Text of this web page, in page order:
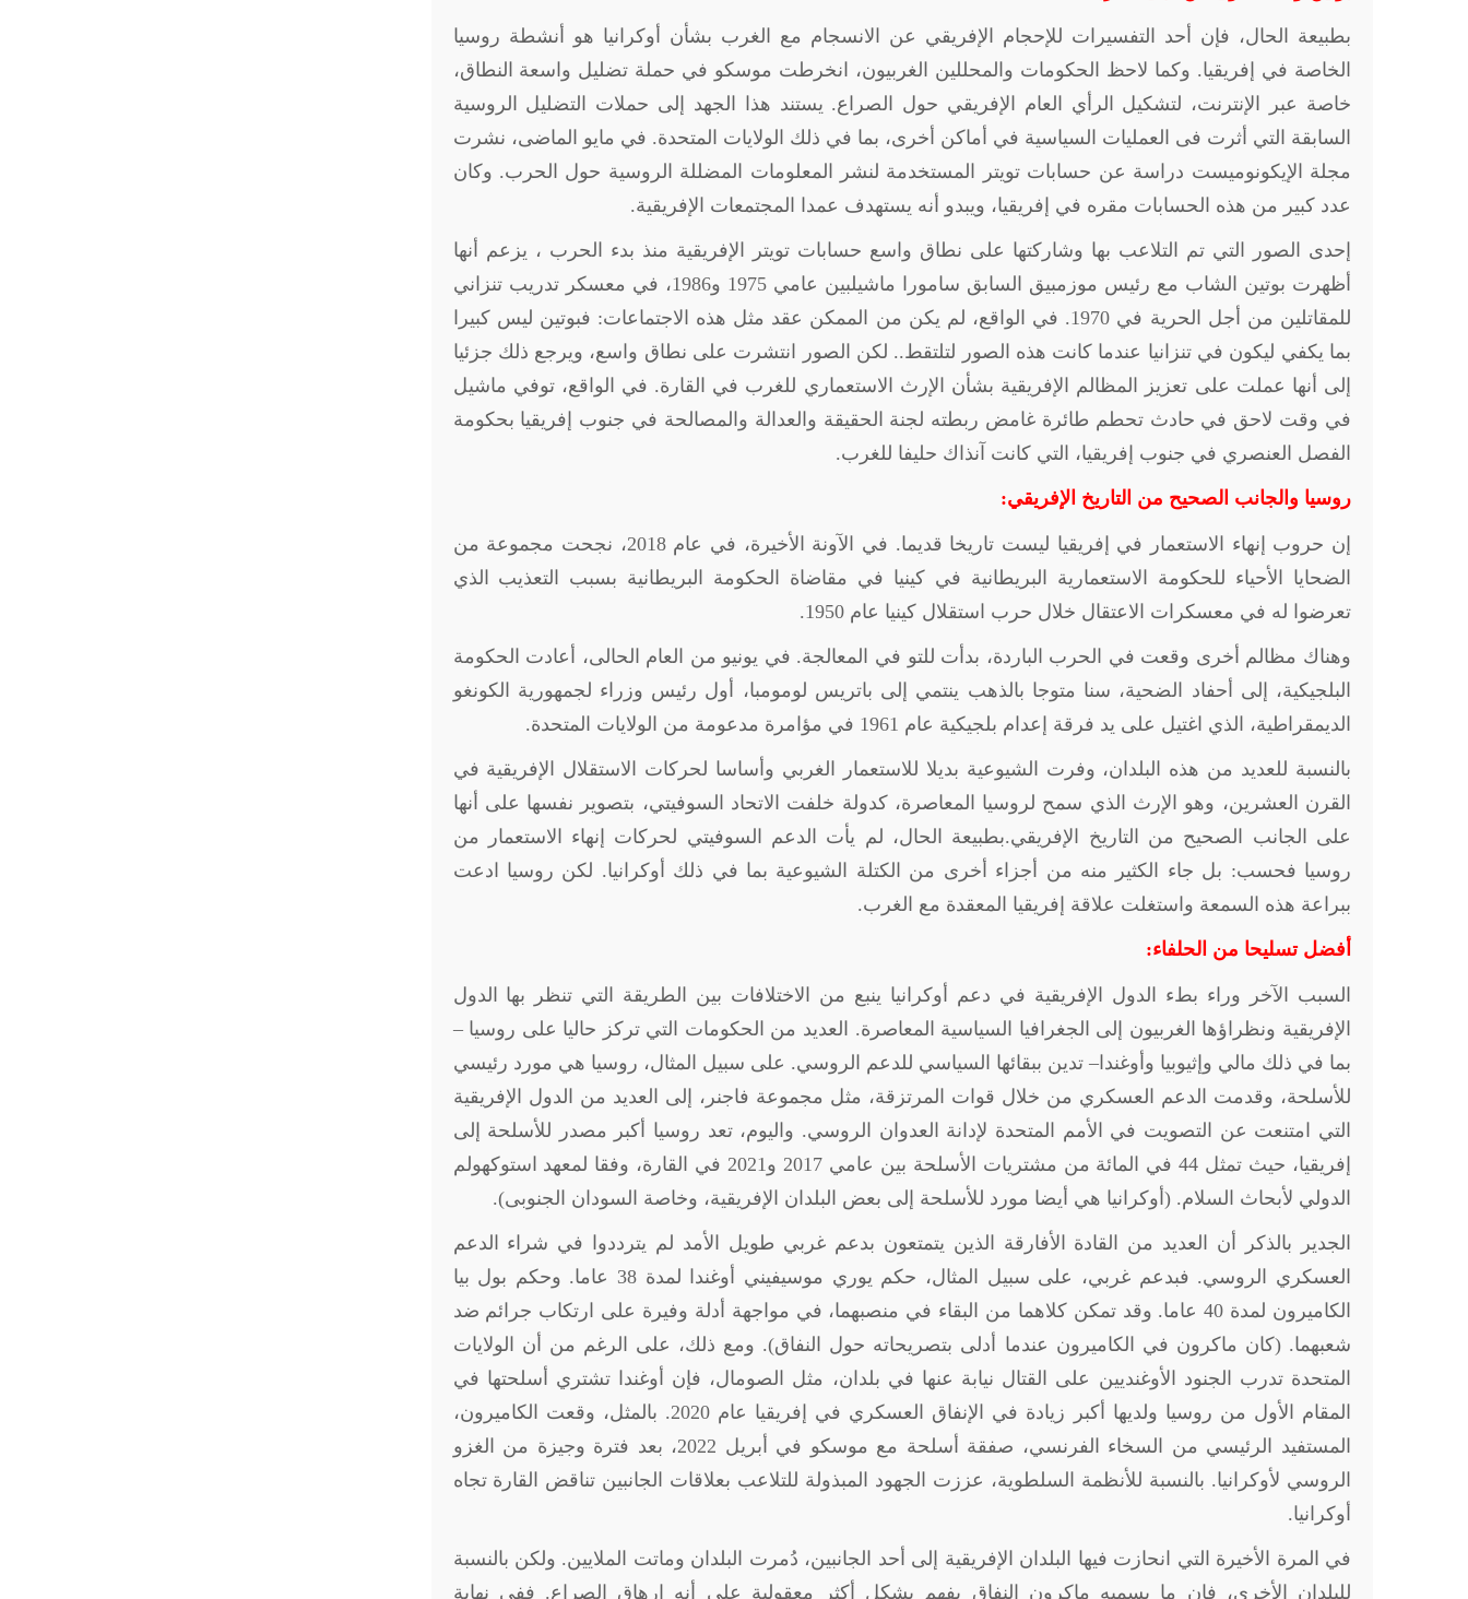
بطبيعة الحال، فإن أحد التفسيرات للإحجام الإفريقي عن الانسجام مع الغرب بشأن أوكرانيا هو أنشطة روسيا
الخاصة في إفريقيا. وكما لاحظ الحكومات والمحللين الغربيون، انخرطت موسكو في حملة تضليل واسعة النطاق،
خاصة عبر الإنترنت، لتشكيل الرأي العام الإفريقي حول الصراع. يستند هذا الجهد إلى حملات التضليل الروسية
السابقة التي أثرت فى العمليات السياسية في أماكن أخرى، بما في ذلك الولايات المتحدة. في مايو الماضى، نشرت
مجلة الإيكونوميست دراسة عن حسابات تويتر المستخدمة لنشر المعلومات المضللة الروسية حول الحرب. وكان
عدد كبير من هذه الحسابات مقره في إفريقيا، ويبدو أنه يستهدف عمدا المجتمعات الإفريقية.
إحدى الصور التي تم التلاعب بها وشاركتها على نطاق واسع حسابات تويتر الإفريقية منذ بدء الحرب ، يزعم أنها
أظهرت بوتين الشاب مع رئيس موزمبيق السابق سامورا ماشيلبين عامي 1975 و1986، في معسكر تدريب تنزاني
للمقاتلين من أجل الحرية في 1970. في الواقع، لم يكن من الممكن عقد مثل هذه الاجتماعات: فبوتين ليس كبيرا
بما يكفي ليكون في تنزانيا عندما كانت هذه الصور لتلتقط.. لكن الصور انتشرت على نطاق واسع، ويرجع ذلك جزئيا
إلى أنها عملت على تعزيز المظالم الإفريقية بشأن الإرث الاستعماري للغرب في القارة. في الواقع، توفي ماشيل
في وقت لاحق في حادث تحطم طائرة غامض ربطته لجنة الحقيقة والعدالة والمصالحة في جنوب إفريقيا بحكومة
الفصل العنصري في جنوب إفريقيا، التي كانت آنذاك حليفا للغرب.
روسيا والجانب الصحيح من التاريخ الإفريقي:
إن حروب إنهاء الاستعمار في إفريقيا ليست تاريخا قديما. في الآونة الأخيرة، في عام 2018، نجحت مجموعة من
الضحايا الأحياء للحكومة الاستعمارية البريطانية في كينيا في مقاضاة الحكومة البريطانية بسبب التعذيب الذي
تعرضوا له في معسكرات الاعتقال خلال حرب استقلال كينيا عام 1950.
وهناك مظالم أخرى وقعت في الحرب الباردة، بدأت للتو في المعالجة. في يونيو من العام الحالى، أعادت الحكومة
البلجيكية، إلى أحفاد الضحية، سنا متوجا بالذهب ينتمي إلى باتريس لومومبا، أول رئيس وزراء لجمهورية الكونغو
الديمقراطية، الذي اغتيل على يد فرقة إعدام بلجيكية عام 1961 في مؤامرة مدعومة من الولايات المتحدة.
بالنسبة للعديد من هذه البلدان، وفرت الشيوعية بديلا للاستعمار الغربي وأساسا لحركات الاستقلال الإفريقية في
القرن العشرين، وهو الإرث الذي سمح لروسيا المعاصرة، كدولة خلفت الاتحاد السوفيتي، بتصوير نفسها على أنها
على الجانب الصحيح من التاريخ الإفريقي.بطبيعة الحال، لم يأت الدعم السوفيتي لحركات إنهاء الاستعمار من
روسيا فحسب: بل جاء الكثير منه من أجزاء أخرى من الكتلة الشيوعية بما في ذلك أوكرانيا. لكن روسيا ادعت
ببراعة هذه السمعة واستغلت علاقة إفريقيا المعقدة مع الغرب.
أفضل تسليحا من الحلفاء:
السبب الآخر وراء بطء الدول الإفريقية في دعم أوكرانيا ينبع من الاختلافات بين الطريقة التي تنظر بها الدول
الإفريقية ونظراؤها الغربيون إلى الجغرافيا السياسية المعاصرة. العديد من الحكومات التي تركز حاليا على روسيا –
بما في ذلك مالي وإثيوبيا وأوغندا– تدين ببقائها السياسي للدعم الروسي. على سبيل المثال، روسيا هي مورد رئيسي
للأسلحة، وقدمت الدعم العسكري من خلال قوات المرتزقة، مثل مجموعة فاجنر، إلى العديد من الدول الإفريقية
التي امتنعت عن التصويت في الأمم المتحدة لإدانة العدوان الروسي. واليوم، تعد روسيا أكبر مصدر للأسلحة إلى
إفريقيا، حيث تمثل 44 في المائة من مشتريات الأسلحة بين عامي 2017 و2021 في القارة، وفقا لمعهد استوكهولم
الدولي لأبحاث السلام. (أوكرانيا هي أيضا مورد للأسلحة إلى بعض البلدان الإفريقية، وخاصة السودان الجنوبى).
الجدير بالذكر أن العديد من القادة الأفارقة الذين يتمتعون بدعم غربي طويل الأمد لم يترددوا في شراء الدعم
العسكري الروسي. فبدعم غربي، على سبيل المثال، حكم يوري موسيفيني أوغندا لمدة 38 عاما. وحكم بول بيا
الكاميرون لمدة 40 عاما. وقد تمكن كلاهما من البقاء في منصبهما، في مواجهة أدلة وفيرة على ارتكاب جرائم ضد
شعبهما. (كان ماكرون في الكاميرون عندما أدلى بتصريحاته حول النفاق). ومع ذلك، على الرغم من أن الولايات
المتحدة تدرب الجنود الأوغنديين على القتال نيابة عنها في بلدان، مثل الصومال، فإن أوغندا تشتري أسلحتها في
المقام الأول من روسيا ولديها أكبر زيادة في الإنفاق العسكري في إفريقيا عام 2020. بالمثل، وقعت الكاميرون،
المستفيد الرئيسي من السخاء الفرنسي، صفقة أسلحة مع موسكو في أبريل 2022، بعد فترة وجيزة من الغزو
الروسي لأوكرانيا. بالنسبة للأنظمة السلطوية، عززت الجهود المبذولة للتلاعب بعلاقات الجانبين تناقض القارة تجاه
أوكرانيا.
في المرة الأخيرة التي انحازت فيها البلدان الإفريقية إلى أحد الجانبين، دُمرت البلدان وماتت الملايين. ولكن بالنسبة
للبلدان الأخرى، فإن ما يسميه ماكرون النفاق يفهم بشكل أكثر معقولية على أنه إرهاق الصراع. ففي نهاية